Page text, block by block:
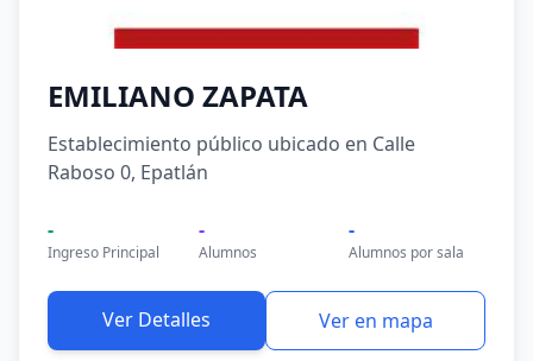
EMILIANO ZAPATA
Establecimiento público ubicado en Calle
Raboso 0, Epatlán
-
Ingreso Principal
-
Alumnos
-
Alumnos por sala
Ver Detalles Ver en mapa